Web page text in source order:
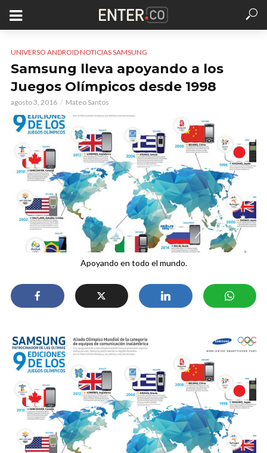
UNIVERSO ANDROID NOTICIAS SAMSUNG
Samsung lleva apoyando a los
Juegos Olímpicos desde 1998
agosto 3, 2016 Mateo Santos
Apoyando en todo el mundo.